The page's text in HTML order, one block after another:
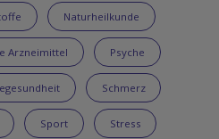
Naturheilkunde
Arzneimittel Psyche
Schmerz
Sport Stress